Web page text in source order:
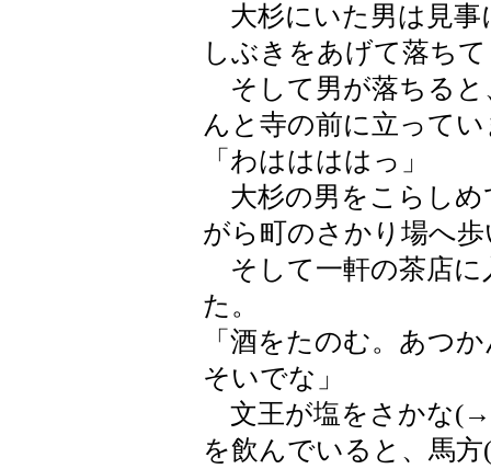
大杉にいた男は見事
しぶきをあげて落ち
そして男が落ちると
んと寺の前に立って
「わははははっ」
大杉の男をこらしめ
がら町のさかり場へ
そして一軒の茶店に
た。
「酒をたのむ。あつ
そいでな」
文王が塩をさかな(→
を飲んでいると、馬